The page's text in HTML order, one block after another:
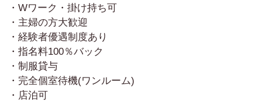
・Wワーク・掛け持ち可
・主婦の方大歓迎
・経験者優遇制度あり
・指名料100％バック
・制服貸与
・完全個室待機(ワンルーム)
・店泊可